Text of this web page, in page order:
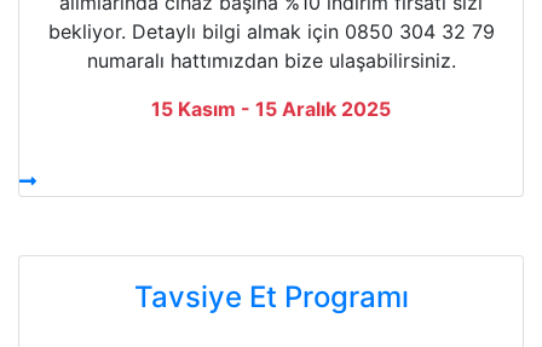
bekliyor. Detaylı bilgi almak için 0850 304 32 79
numaralı hattımızdan bize ulaşabilirsiniz.
15 Kasım - 15 Aralık 2025
Tavsiye Et Programı